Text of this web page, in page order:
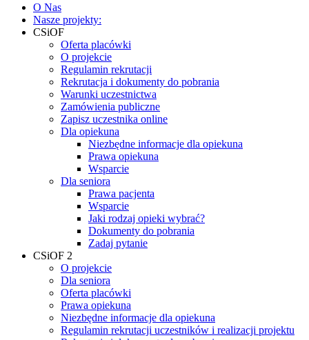
O Nas
Nasze projekty:
CSiOF
Oferta placówki
O projekcie
Regulamin rekrutacji
Rekrutacja i dokumenty do pobrania
Warunki uczestnictwa
Zamówienia publiczne
Zapisz uczestnika online
Dla opiekuna
Niezbędne informacje dla opiekuna
Prawa opiekuna
Wsparcie
Dla seniora
Prawa pacjenta
Wsparcie
Jaki rodzaj opieki wybrać?
Dokumenty do pobrania
Zadaj pytanie
CSiOF 2
O projekcie
Dla seniora
Oferta placówki
Prawa opiekuna
Niezbędne informacje dla opiekuna
Regulamin rekrutacji uczestników i realizacji projektu